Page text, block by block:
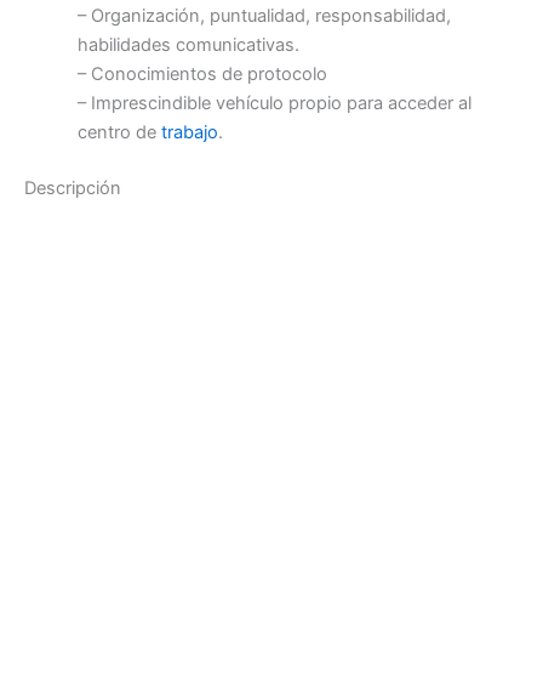
– Organización, puntualidad, responsabilidad,
habilidades comunicativas.
– Conocimientos de protocolo
– Imprescindible vehículo propio para acceder al
centro de trabajo.
Descripción